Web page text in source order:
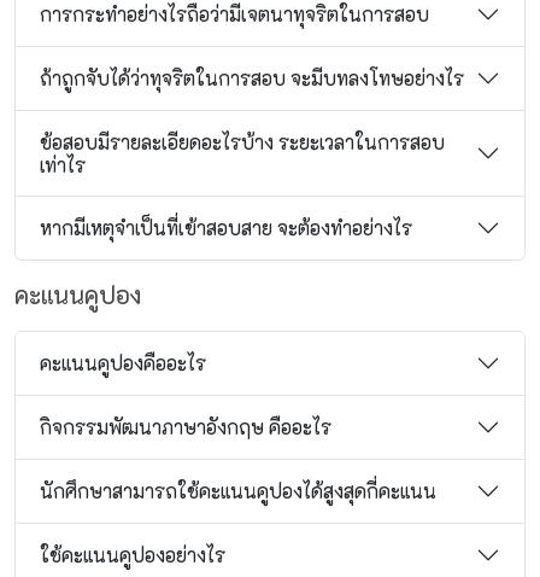
การกระทำอย่างไรถือว่ามีเจตนาทุจริตในการสอบ
ถ้าถูกจับได้ว่าทุจริตในการสอบ จะมีบทลงโทษอย่างไร
ข้อสอบมีรายละเอียดอะไรบ้าง ระยะเวลาในการสอบ
เท่าไร
หากมีเหตุจำเป็นที่เข้าสอบสาย จะต้องทำอย่างไร
คะแนนคูปอง
คะแนนคูปองคืออะไร
กิจกรรมพัฒนาภาษาอังกฤษ คืออะไร
นักศึกษาสามารถใช้คะแนนคูปองได้สูงสุดกี่คะแนน
ใช้คะแนนคูปองอย่างไร